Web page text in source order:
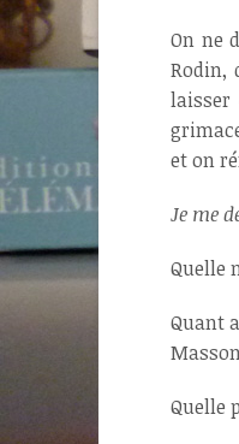
On ne
Rodin,
laisser
et on
Je me
Quelle
Quant
Quelle